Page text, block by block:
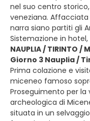
nel suo centro
veneziana. Affacciata
narra siano partiti gli
Sistemazione in
NAUPLIA / TIRINTO /
Giorno 3 Nauplia /
Prima colazione e
miceneo famoso
Proseguimento per la
archeologica di
situata in un